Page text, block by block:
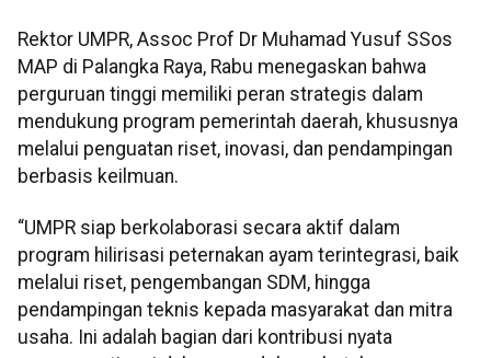
Rektor UMPR, Assoc Prof Dr Muhamad Yusuf SSos
MAP di Palangka Raya, Rabu menegaskan bahwa
perguruan tinggi memiliki peran strategis dalam
mendukung program pemerintah daerah, khususnya
melalui penguatan riset, inovasi, dan pendampingan
berbasis keilmuan.
“UMPR siap berkolaborasi secara aktif dalam
program hilirisasi peternakan ayam terintegrasi, baik
melalui riset, pengembangan SDM, hingga
pendampingan teknis kepada masyarakat dan mitra
usaha. Ini adalah bagian dari kontribusi nyata